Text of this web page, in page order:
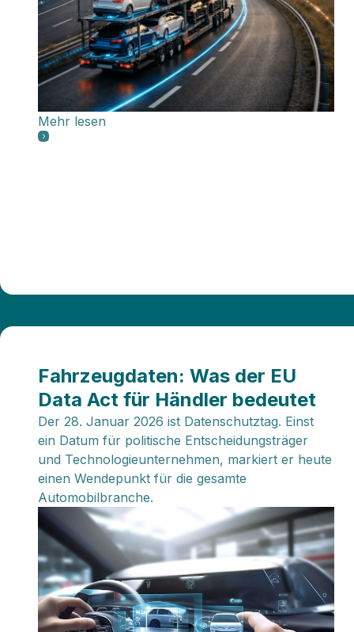
Mehr lesen
Fahrzeugdaten: Was der EU
Data Act für Händler bedeutet
Der 28. Januar 2026 ist Datenschutztag. Einst
ein Datum für politische Entscheidungsträger
und Technologieunternehmen, markiert er heute
einen Wendepunkt für die gesamte
Automobilbranche.